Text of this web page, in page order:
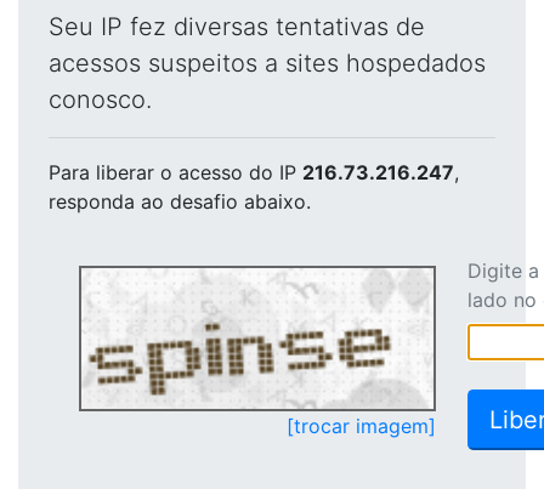
Seu IP fez diversas tentativas de
acessos suspeitos a sites hospedados
conosco.
Para liberar o acesso do IP 216.73.216.247,
responda ao desafio abaixo.
[trocar imagem]
Digite
lado no